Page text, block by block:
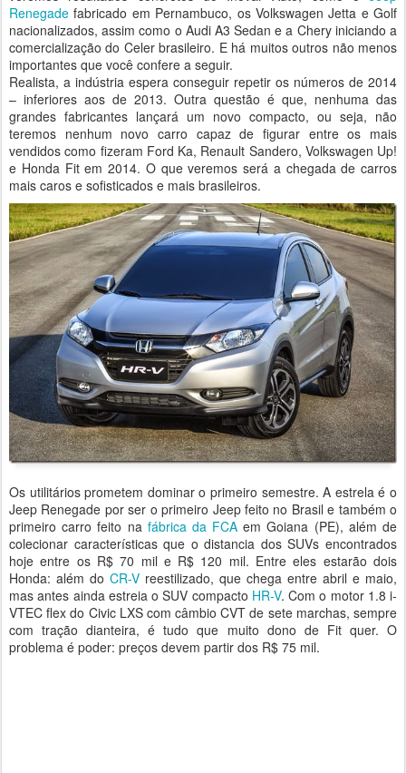
Renegade fabricado em Pernambuco, os Volkswagen Jetta e Golf
nacionalizados, assim como o Audi A3 Sedan e a Chery iniciando a
comercialização do Celer brasileiro. E há muitos outros não menos
importantes que você confere a seguir.
Realista, a indústria espera conseguir repetir os números de 2014
– inferiores aos de 2013. Outra questão é que, nenhuma das
grandes fabricantes lançará um novo compacto, ou seja, não
teremos nenhum novo carro capaz de figurar entre os mais
vendidos como fizeram Ford Ka, Renault Sandero, Volkswagen Up!
e Honda Fit em 2014. O que veremos será a chegada de carros
mais caros e sofisticados e mais brasileiros.
Os utilitários prometem dominar o primeiro semestre. A estrela é o
Jeep Renegade por ser o primeiro Jeep feito no Brasil e também o
primeiro carro feito na fábrica da FCA em Goiana (PE), além de
colecionar características que o distancia dos SUVs encontrados
hoje entre os R$ 70 mil e R$ 120 mil. Entre eles estarão dois
Honda: além do CR-V reestilizado, que chega entre abril e maio,
mas antes ainda estreia o SUV compacto HR-V. Com o motor 1.8 i-
VTEC flex do Civic LXS com câmbio CVT de sete marchas, sempre
com tração dianteira, é tudo que muito dono de Fit quer. O
problema é poder: preços devem partir dos R$ 75 mil.